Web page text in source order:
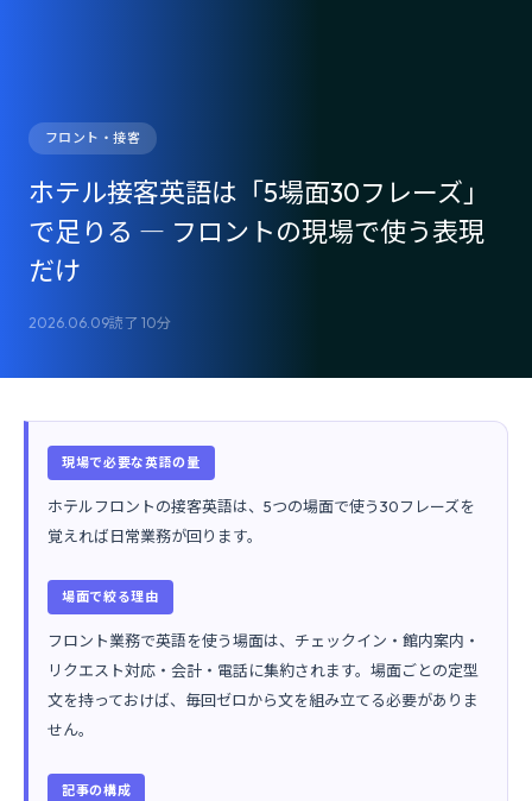
フロント・接客
ホテル接客英語は「5場面30フレーズ」
で足りる ― フロントの現場で使う表現
だけ
2026.06.09読了 10分
現場で必要な英語の量
ホテルフロントの接客英語は、5つの場面で使う30フレーズを
覚えれば日常業務が回ります。
場面で絞る理由
フロント業務で英語を使う場面は、チェックイン・館内案内・
リクエスト対応・会計・電話に集約されます。場面ごとの定型
文を持っておけば、毎回ゼロから文を組み立てる必要がありま
せん。
記事の構成